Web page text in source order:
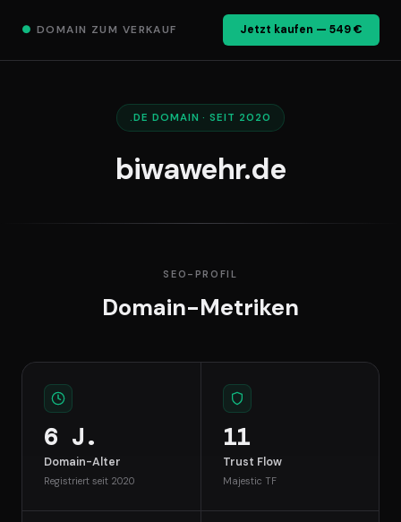
● DOMAIN ZUM VERKAUF Jetzt kaufen — 549 €
.DE DOMAIN · SEIT 2020
biwawehr.de
SEO-PROFIL
Domain-Metriken
6 J.
Domain-Alter
Registriert seit 2020
11
Trust Flow
Majestic TF